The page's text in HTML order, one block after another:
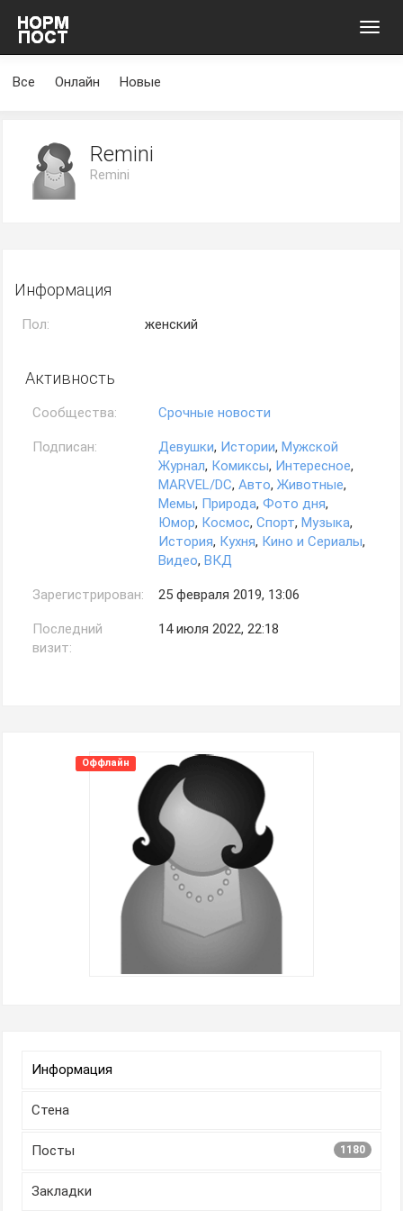
Все Онлайн Новые
Remini
Remini
Информация
Пол: женский
Активность
Сообщества: Срочные новости
Подписан: Девушки, Истории, Мужской
Журнал, Комиксы, Интересное,
MARVEL/DC, Авто, Животные,
Мемы, Природа, Фото дня,
Юмор, Космос, Спорт, Музыка,
История, Кухня, Кино и Сериалы,
Видео, ВКД
Зарегистрирован: 25 февраля 2019, 13:06
Последний
визит:
14 июля 2022, 22:18
Оффлайн
Информация
Стена
Посты 1180
Закладки